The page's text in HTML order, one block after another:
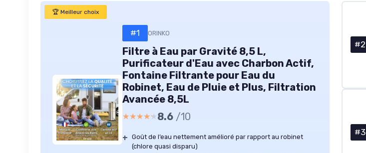
🏆 Meilleur choix
#1 ORINKO
Filtre à Eau par Gravité 8,5 L,
Purificateur d'Eau avec Charbon Actif,
Fontaine Filtrante pour Eau du
Robinet, Eau de Pluie et Plus, Filtration
Avancée 8,5L
★★★★★
★★★★★8.6 /10
+ Goût de l’eau nettement amélioré par rapport au robinet
(chlore quasi disparu)
#2
#3